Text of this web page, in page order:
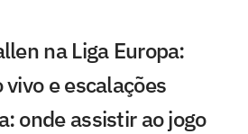
na Liga Europa:
e escalações
onde assistir ao jogo